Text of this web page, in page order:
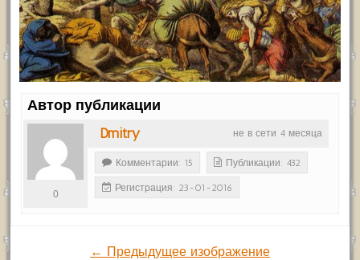
Автор публикации
не в сети 4 месяца
Dmitry
0
Комментарии: 15 Публикации: 432
Регистрация: 23-01-2016
← Предыдущее изображение